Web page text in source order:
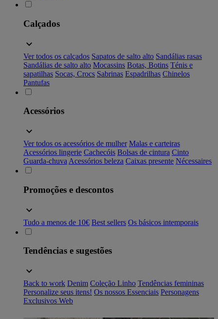
Calçados
Ver todos os calçados Sapatos de salto alto Sandálias rasas
Sandálias de salto alto Mocassins Botas, Botins Ténis e
sapatilhas Socas, Crocs Sabrinas Espadrilhas Chinelos
Pantufas
Acessórios
Ver todos os acessórios de mulher Malas e carteiras
Acessórios lingerie Cachecóis Bolsas de cintura Cinto
Guarda-chuva Acessórios beleza Caixas presente Nécessaires
Promoções e descontos
Tudo a menos de 10€ Best sellers Os básicos intemporais
Tendências e sugestões
Back to work Denim Coleção Linho Tendências femininas
Personalize seus itens! Os nossos Essenciais Personagens
Exclusivos Web